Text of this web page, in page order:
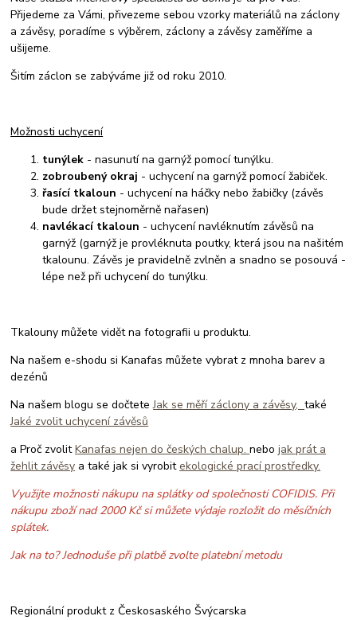
Přijedeme za Vámi, přivezeme sebou vzorky materiálů na záclony
a závěsy, poradíme s výběrem, záclony a závěsy zaměříme a
ušijeme.
Šitím záclon se zabýváme již od roku 2010.
Možnosti uchycení
tunýlek - nasunutí na garnýž pomocí tunýlku.
zobroubený okraj - uchycení na garnýž pomocí žabiček.
řasící tkaloun - uchycení na háčky nebo žabičky (závěs
bude držet stejnoměrně nařasen)
navlékací tkaloun - uchycení navléknutím závěsů na
garnýž (garnýž je provléknuta poutky, která jsou na našitém
tkalounu. Závěs je pravidelně zvlněn a snadno se posouvá -
lépe než při uchycení do tunýlku.
Tkalouny můžete vidět na fotografii u produktu.
Na našem e-shodu si Kanafas můžete vybrat z mnoha barev a
dezénů
Na našem blogu se dočteteJak se měří záclony a závěsy,také
Jaké zvolit uchycení závěsů
a Proč zvolitKanafas nejen do českých chalup.nebojak prát a
žehlit závěsy a také jak si vyrobitekologické prací prostředky.
Využijte možnosti nákupu na splátky od společnosti COFIDIS. Při
nákupu zboží nad 2000 Kč si můžete výdaje rozložit do měsíčních
splátek.
Jak na to? Jednoduše při platbě zvolte platební metodu
Regionální produkt z Českosaského Švýcarska